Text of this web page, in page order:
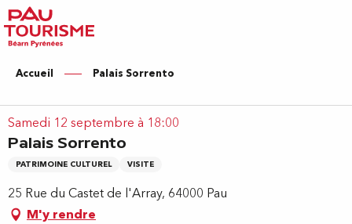
Aller
au
contenu
principal
Accueil Palais Sorrento
Samedi 12 septembre à 18:00
Palais Sorrento
PATRIMOINE CULTUREL VISITE
25 Rue du Castet de l'Array, 64000 Pau
M'y rendre